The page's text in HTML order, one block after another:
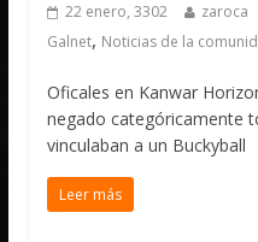
22 enero, 3302 zaroca
Galnet, Noticias de la
Oficales en Kanwar
negado categóricamente
vinculaban a un Buckyball
Leer más